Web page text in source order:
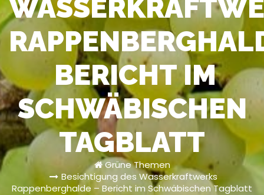
BERICHT IM
SCHWÄBISCHEN
TAGBLATT
Grüne Themen
Besichtigung des Wasserkraftwerks
Rappenberghalde – Bericht im Schwäbischen Tagblatt